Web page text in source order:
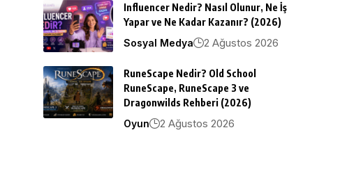
Influencer Nedir? Nasıl Olunur, Ne İş
Yapar ve Ne Kadar Kazanır? (2026)
Sosyal Medya
2 Ağustos 2026
RuneScape Nedir? Old School
RuneScape, RuneScape 3 ve
Dragonwilds Rehberi (2026)
Oyun
2 Ağustos 2026